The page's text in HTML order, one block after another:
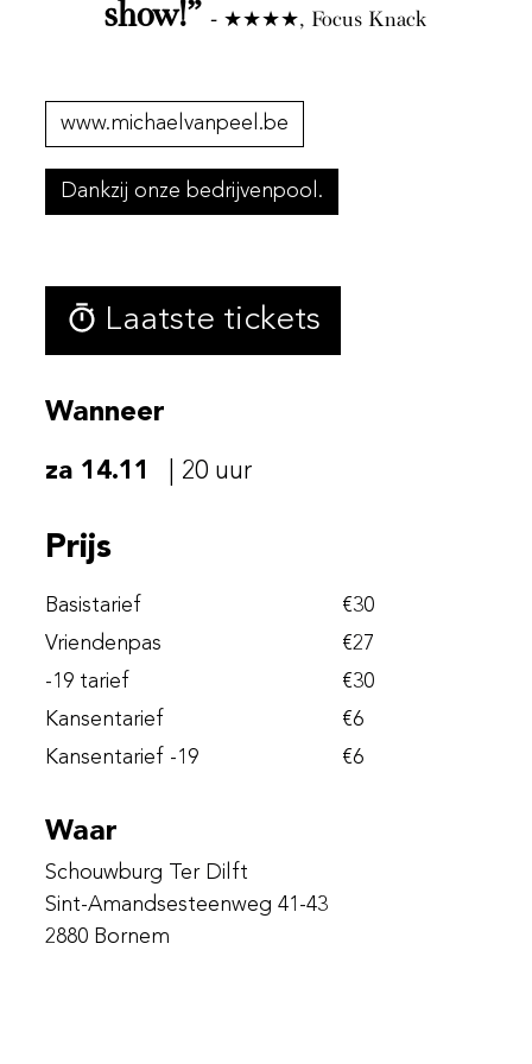
show!” - ★★★★, Focus Knack
www.michaelvanpeel.be
Dankzij onze bedrijvenpool.
Laatste tickets
Wanneer
za 14.11 20 uur
Prijs
Basistarief €30
Vriendenpas
€27
-19 tarief
€30
Kansentarief
€6
Kansentarief -19
€6
Waar
Schouwburg Ter Dilft
Sint-Amandsesteenweg 41-43
2880 Bornem